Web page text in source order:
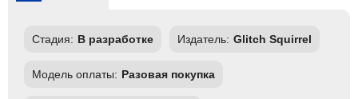
Стадия: В разработке Издатель: Glitch Squirrel
Модель оплаты: Разовая покупка